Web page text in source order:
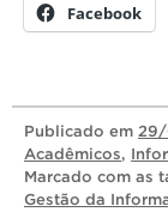
Facebook
Publicado em 29/
Acadêmicos,
Marcado com as
Gestão da